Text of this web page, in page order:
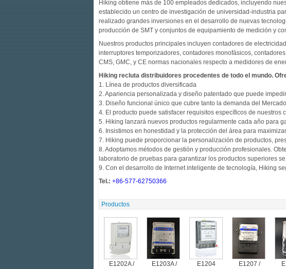
Hiking obtiene más de 100 empleados dedicados, incluyendo
establecido un centro de investigación de universidad-industria
realizado grandes inversiones en el desarrollo de nuevas
producción de SMT y conjuntos de equipamiento de medición y
Nuestros productos principales incluyen contadores de
interruptores temporizadores, contadores monofásicos,
CMS, GMC, y CE normas nacionales respecto a medidores de
Hiking recluta distribuidores procedentes de todo el mundo.
1. Línea de productos diversificada
2. Apariencia personalizada y diseño patentado que puede
3. Diseño funcional único que cubre tanto la demanda del
4. El producto puede satisfacer requisitos específicos de nuestros
5. Hiking lanzará nuevos productos regularmente cada año para
6. Insistimos en honestidad y la protección del área para
7. Hiking puede proporcionar la personalización de productos,
8. Adoptamos métodos de gestión y producción profesionales.
laboratorio de pruebas para garantizar los productos superiores
9. Con el desarrollo de Internet inteligente de tecnología, Hiking
Tel.: +86-577-62750366
Productos
E1202A / E1203A / E1204 E1207 /